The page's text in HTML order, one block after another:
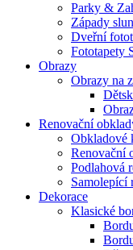
Parky &
Západy
Dveřní
Fototapety
Obrazy
Obrazy na
Renovační
Obkladové
Renovační
Podlahová
Samolepící
Dekorace
Klasické